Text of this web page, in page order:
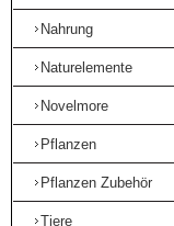
Nahrung
Naturelemente
Novelmore
Pflanzen
Pflanzen Zubehör
Tiere